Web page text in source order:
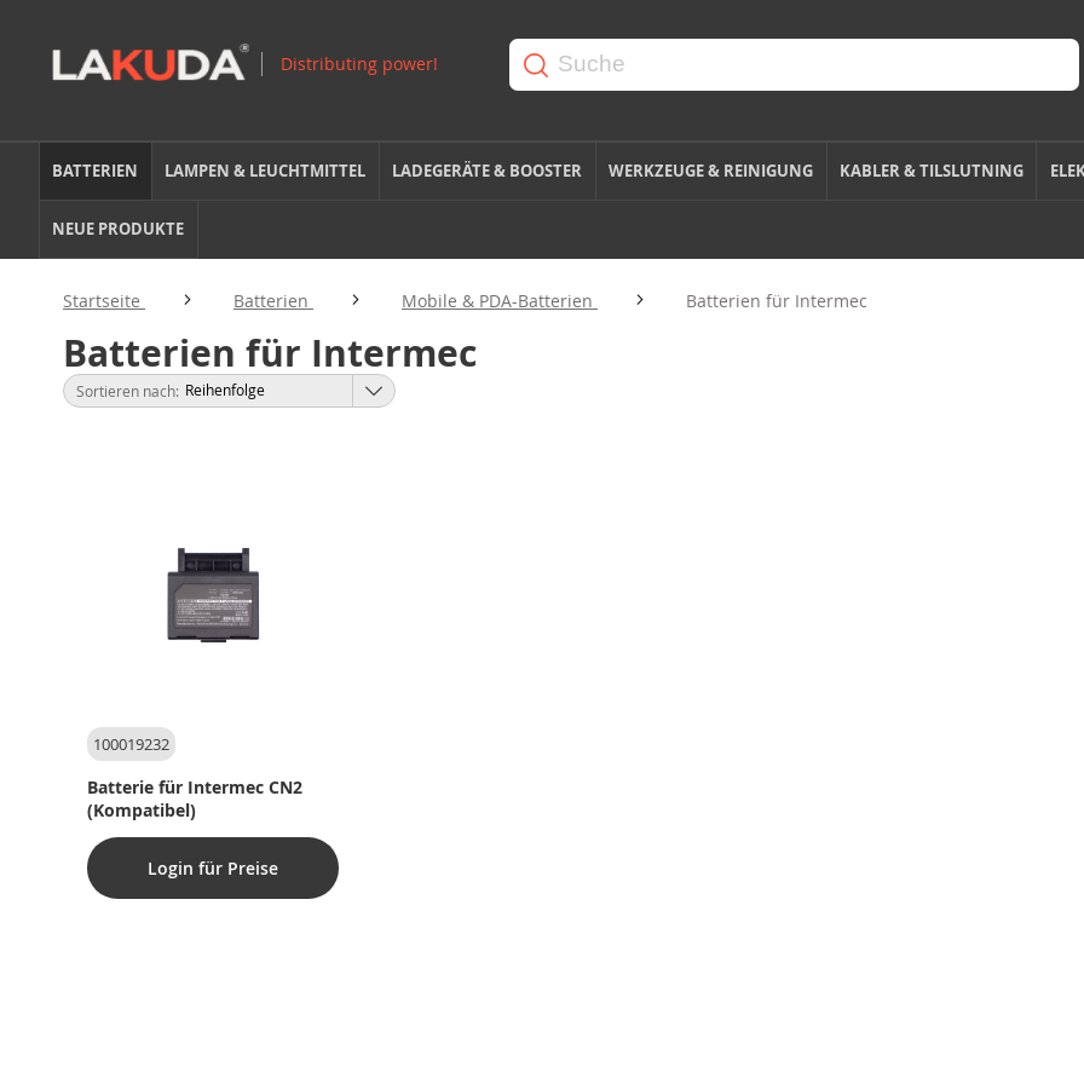
BATTERIEN LAMPEN & LEUCHTMITTEL LADEGERÄTE & BOOSTER WERKZEUGE & REINIGUNG KABLER & TILSLUTNING
NEUE PRODUKTE
Startseite Batterien Mobile & PDA-Batterien Batterien für Intermec
Batterien für Intermec
Sortieren nach
100019232
Batterie für Intermec CN2
(Kompatibel)
Login für Preise